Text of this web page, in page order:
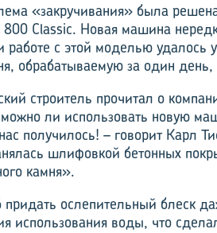
«закручивания» была
800 Classic. Новая машина
работе с этой моделью
обрабатываемую за один
строитель прочитал о
можно ли использовать новую
получилось! – говорит Карл
шлифовкой бетонных
камня».
ослепительный блеск
использования воды, что